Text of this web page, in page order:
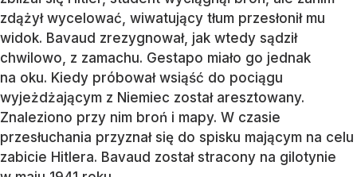
zdążył wycelować, wiwatujący tłum przesłonił mu
widok. Bavaud zrezygnował, jak wtedy sądził
chwilowo, z zamachu. Gestapo miało go jednak
na oku. Kiedy próbował wsiąść do pociągu
wyjeżdżającym z Niemiec został aresztowany.
Znaleziono przy nim broń i mapy. W czasie
przesłuchania przyznał się do spisku mającym na celu
zabicie Hitlera. Bavaud został stracony na gilotynie